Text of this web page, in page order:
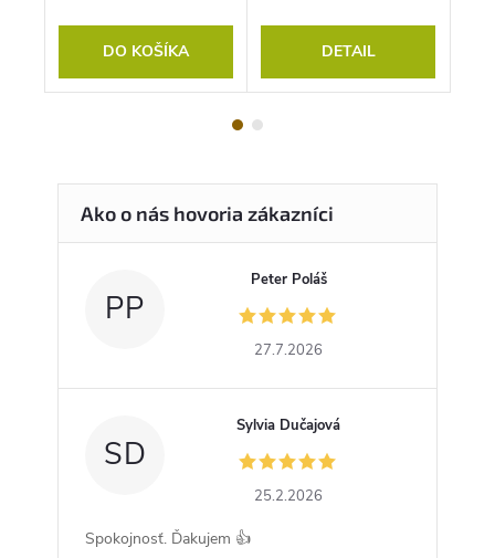
DO KOŠÍKA DETAIL
PP
Peter Poláš
27.7.2026
SD
Sylvia Dučajová
25.2.2026
Spokojnosť. Ďakujem 👍